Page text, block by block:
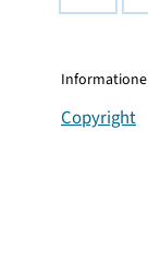
Copyright